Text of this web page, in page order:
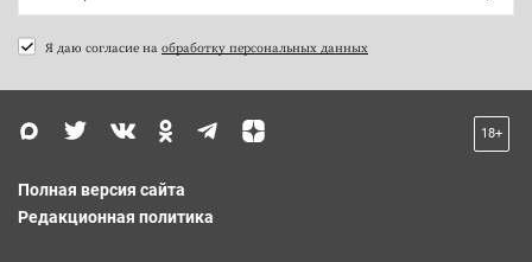
Я даю согласие на обработку персональных данных
18+
Полная версия сайта
Редакционная политика